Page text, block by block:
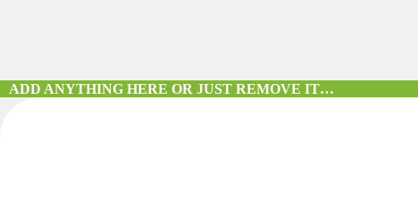
ADD ANYTHING HERE OR JUST REMOVE IT…